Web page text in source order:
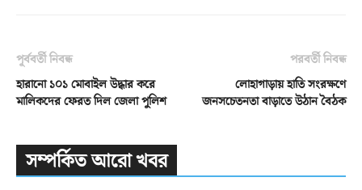
পূর্ববর্তী নিবন্ধ
হারানো ১০১ মোবাইল উদ্ধার করে
মালিকদের ফেরত দিল জেলা পুলিশ
পরবর্তী নিবন্ধ
লোহাগাড়ায় হাতি সংরক্ষণে
জনসচেতনতা বাড়াতে উঠান বৈঠক
সম্পর্কিত আরো খবর